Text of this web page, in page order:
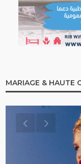
MARIAGE & HAUTE